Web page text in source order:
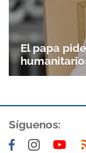
El papa
Síguenos: